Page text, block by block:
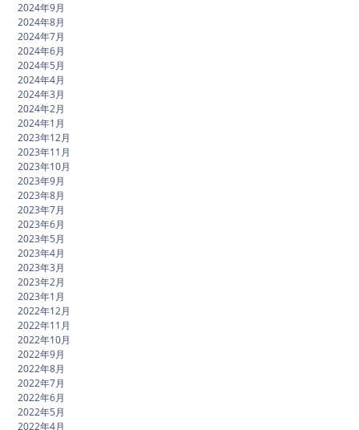
2024年9月
2024年8月
2024年7月
2024年6月
2024年5月
2024年4月
2024年3月
2024年2月
2024年1月
2023年12月
2023年11月
2023年10月
2023年9月
2023年8月
2023年7月
2023年6月
2023年5月
2023年4月
2023年3月
2023年2月
2023年1月
2022年12月
2022年11月
2022年10月
2022年9月
2022年8月
2022年7月
2022年6月
2022年5月
2022年4月